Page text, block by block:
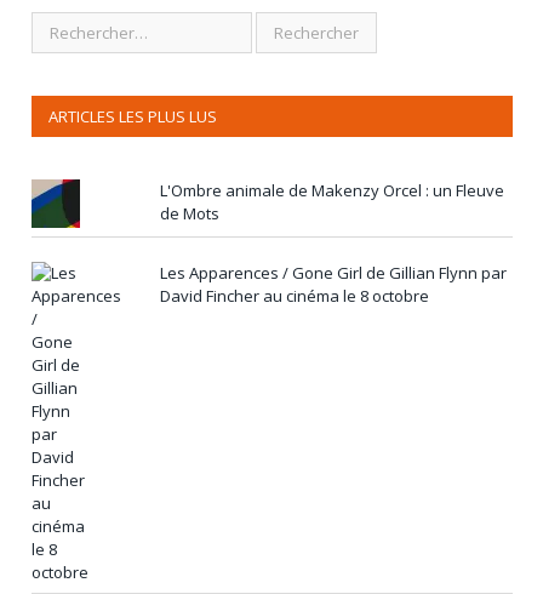
ARTICLES LES PLUS LUS
L'Ombre animale de Makenzy Orcel : un Fleuve
de Mots
Les Apparences / Gone Girl de Gillian Flynn par
David Fincher au cinéma le 8 octobre